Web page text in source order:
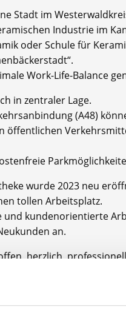
Stadt im
Industrie im
oder Schule für
Work-Life-Balance
in zentraler Lage.
(A48)
öffentlichen
wurde 2023 neu
tollen Arbeitsplatz.
und kundenorientierte
an.
herzlich,